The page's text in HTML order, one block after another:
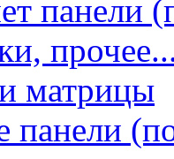
панели
матрицы
панели